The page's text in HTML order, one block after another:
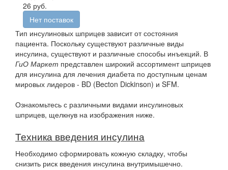
26 руб.
Нет поставок
Тип инсулиновых шприцев зависит от состояния
пациента. Поскольку существуют различные виды
инсулина, существуют и различные способы инъекций. В
ГиО Маркет представлен широкий ассортимент шприцев
для инсулина для лечения диабета по доступным ценам
мировых лидеров - BD (Becton Dickinson) и SFM.
Ознакомьтесь с различными видами инсулиновых
шприцев, щелкнув на изображения ниже.
Техника введения инсулина
Необходимо сформировать кожную складку, чтобы
снизить риск введения инсулина внутримышечно.